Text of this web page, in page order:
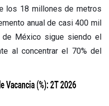
los 18 millones de metros
anual de casi 400 mil
de México sigue siendo el
al concentrar el 70% del